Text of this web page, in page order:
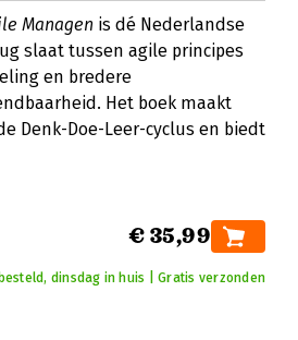
Managen is dé Nederlandse
slaat tussen agile principes
en bredere
Het boek maakt
Denk-Doe-Leer-cyclus en biedt
€ 35,99
dinsdag in huis | Gratis verzonden